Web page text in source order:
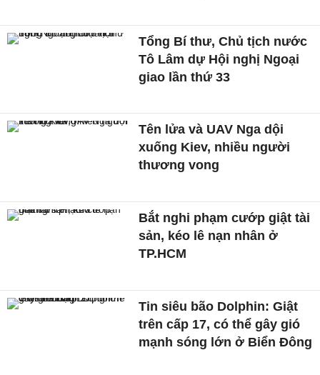
Tổng Bí thư, Chủ tịch nước
Tô Lâm dự Hội nghị Ngoại
giao lần thứ 33
Tên lửa và UAV Nga dội
xuống Kiev, nhiều người
thương vong
Bắt nghi phạm cướp giật tài
sản, kéo lê nạn nhân ở
TP.HCM
Tin siêu bão Dolphin: Giật
trên cấp 17, có thể gây gió
mạnh sóng lớn ở Biển Đông